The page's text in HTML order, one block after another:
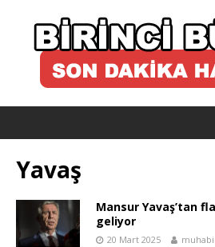
Yavaş
Mansur Yavaş’tan
geliyor
20 Mart 2025